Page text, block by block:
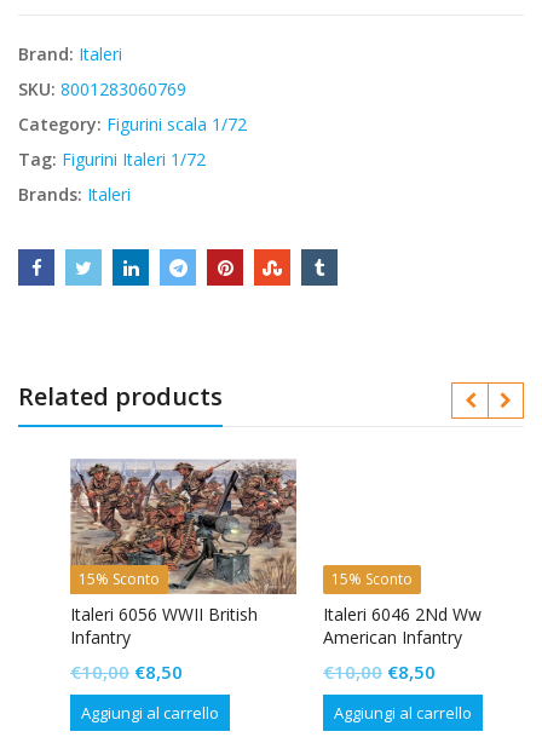
Brand: Italeri
SKU: 8001283060769
Category: Figurini scala 1/72
Tag: Figurini Italeri 1/72
Brands: Italeri
Related products
15% Sconto
Italeri 6056 WWII British
Infantry
10,00Il
prezzo
originale
€8,50Il
prezzo
attuale
Aggiungi al carrello
15% Sconto
Italeri 6046 2Nd Ww
American Infantry
10,00Il
prezzo
originale
€8,50Il
prezzo
attuale
Aggiungi al carrello